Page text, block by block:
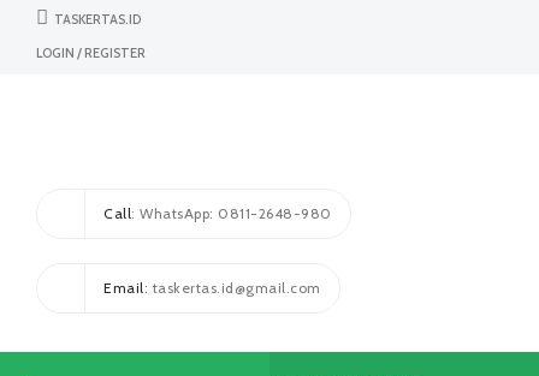
TASKERTAS.ID
LOGIN / REGISTER
Call: WhatsApp: 0811-2648-980
Email : taskertas.id@gmail.com